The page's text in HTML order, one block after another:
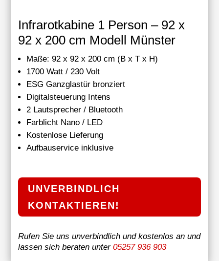
Infrarotkabine 1 Person – 92 x
92 x 200 cm Modell Münster
Maße: 92 x 92 x 200 cm (B x T x H)
1700 Watt / 230 Volt
ESG Ganzglastür bronziert
Digitalsteuerung Intens
2 Lautsprecher / Bluetooth
Farblicht Nano / LED
Kostenlose Lieferung
Aufbauservice inklusive
UNVERBINDLICH
KONTAKTIEREN!
Rufen Sie uns unverbindlich und kostenlos an und
lassen sich beraten unter05257 936 903